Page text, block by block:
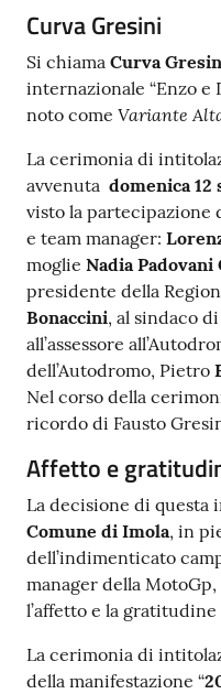
Argomenti
PNRR
on-
line
Seguici
su
Contenuto
Curva Gresini
Si chiama Curva
internazionale “Enzo e
noto come Variante
La cerimonia di
avvenuta domenica
visto la partecipazione
e team manager:
moglie Nadia
presidente della
Bonaccini, al sindaco
all’assessore
dell’Autodromo, Pietro
Nel corso della
ricordo di Fausto
Affetto e
La decisione di questa
Comune di Imola, in
dell’indimenticato
manager della
l’affetto e la
La cerimonia di
della manifestazione “